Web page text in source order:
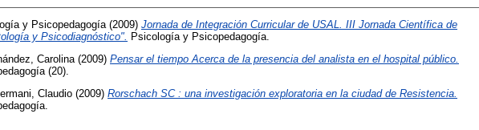
y Psicopedagogía (2009) Jornada de Integración Curricular de USAL. III Jornada Científica de
y Psicodiagnóstico".
Psicología y Psicopedagogía.
Carolina (2009) Pensar el tiempo Acerca de la presencia del analista en el hospital público.
(20).
Claudio (2009) Rorschach SC : una investigación exploratoria en la ciudad de Resistencia.